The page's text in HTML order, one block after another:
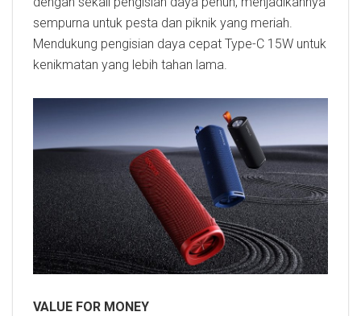
sempurna untuk pesta dan piknik yang meriah.
Mendukung pengisian daya cepat Type-C 15W untuk
kenikmatan yang lebih tahan lama.
VALUE FOR MONEY